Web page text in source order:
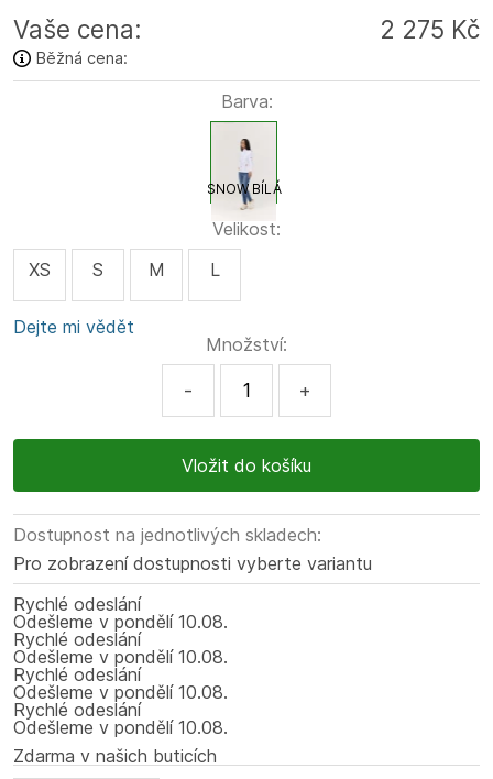
Vaše cena: 2 275 Kč
Běžná cena:
Barva:
SNOW BÍLÁ
Velikost:
XS
S M L
Dejte mi vědět
Množství:
- +
Dostupnost na jednotlivých skladech:
Pro zobrazení dostupnosti vyberte variantu
Rychlé odeslání
Odešleme v pondělí10.08.
Rychlé odeslání
Odešleme v pondělí10.08.
Rychlé odeslání
Odešleme v pondělí10.08.
Rychlé odeslání
Odešleme v pondělí10.08.
Zdarma v našich buticích